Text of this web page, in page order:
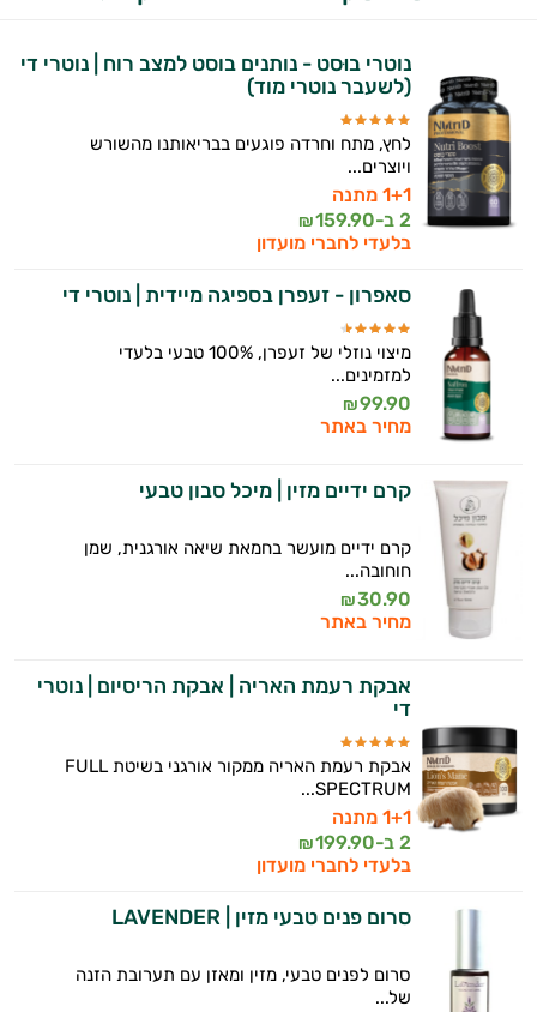
נוטרי בוּסט - נותנים בוסט למצב רוח | נוטרי די
(לשעבר נוטרי מוד)
לחץ, מתח וחרדה פוגעים בבריאותנו מהשורש
ויוצרים...
1+1 מתנה
2 ב-
159.90
₪
בלעדי לחברי מועדון
סאפרון - זעפרן בספיגה מיידית | נוטרי די
מיצוי נוזלי של זעפרן, 100% טבעי בלעדי
למזמינים...
99.90
₪
מחיר באתר
קרם ידיים מזין | מיכל סבון טבעי
קרם ידיים מועשר בחמאת שיאה אורגנית, שמן
חוחובה...
30.90
₪
מחיר באתר
אבקת רעמת האריה | אבקת הריסיום | נוטרי
די
אבקת רעמת האריה ממקור אורגני בשיטת FULL
SPECTRUM...
1+1 מתנה
2 ב-
199.90
₪
בלעדי לחברי מועדון
סרום פנים טבעי מזין | LAVENDER
סרום לפנים טבעי, מזין ומאזן עם תערובת הזנה
של...
אני יועץ הבריאות האישי AI של טבע בריא.
התשובות שלי מבוססות על מאגרי מידע קליניים
וספרות מקצועית בתחומי הרפואה הטבעית
ותזונת הספורט.
אני כאן כדי לעזור לך להתאים את תוספי
התזונה ומוצרי הבריאות המדויקים למטרות
ולמצב הגופני שלך, ולהסביר לך אילו רכיבים
עובדים יחד כדי למקסם תוצאות גם בחיי היום
יום וגם בתחום הכושר והספורט.
המטרה שלי היא להתאים עבורך המלצות
אישיות מבוססות מדעית.